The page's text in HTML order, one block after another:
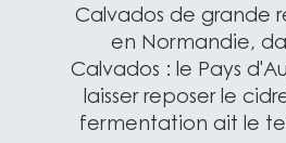
Calvados de grande
en Normandie,
Calvados : le Pays
laisser reposer le
fermentation ait le